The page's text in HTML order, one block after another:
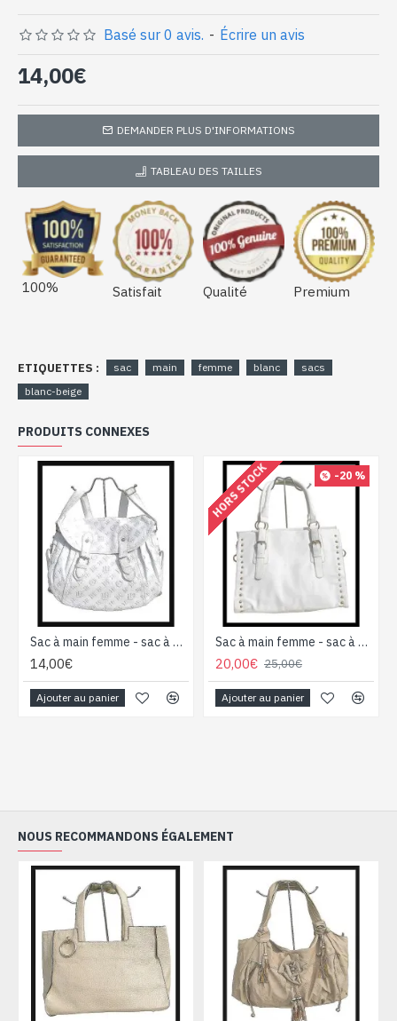
Basé sur 0 avis. - Écrire un avis
14,00€
DEMANDER PLUS D'INFORMATIONS
TABLEAU DES TAILLES
100% Satisfait Qualité Premium
ETIQUETTES : sac main femme blanc
sacs
blanc-beige
PRODUITS CONNEXES
Sac à main femme - sac à main Blanc
14,00€
Ajouter au panier
-20 %
HORS STOCK
Sac à main femme - sac à main Blanc
20,00€ 25,00€
Ajouter au panier
NOUS RECOMMANDONS ÉGALEMENT